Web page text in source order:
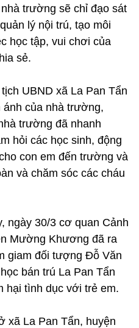
trường sẽ chỉ đạo sát
lý nội trú, tạo môi
học tập, vui chơi của
sẻ.
UBND xã La Pan Tẩn
của nhà trường,
trường đã nhanh
hỏi các học sinh, động
con em đến trường và
và chăm sóc các cháu
ngày 30/3 cơ quan Cảnh
Mường Khương đã ra
giam đối tượng Đỗ Văn
bán trú La Pan Tẩn
hại tình dục với trẻ em.
xã La Pan Tẩn, huyện